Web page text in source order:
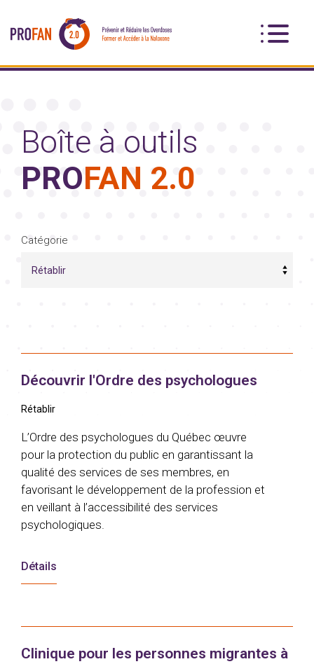
Boîte à outils
PROFAN 2.0
Catégorie
Découvrir l'Ordre des psychologues
Rétablir
L’Ordre des psychologues du Québec œuvre
pour la protection du public en garantissant la
qualité des services de ses membres, en
favorisant le développement de la profession et
en veillant à l’accessibilité des services
psychologiques.
Détails
Clinique pour les personnes migrantes à